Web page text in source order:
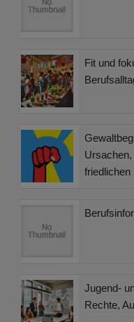
Fit und
friedlichen
Jugend-
Rechte,